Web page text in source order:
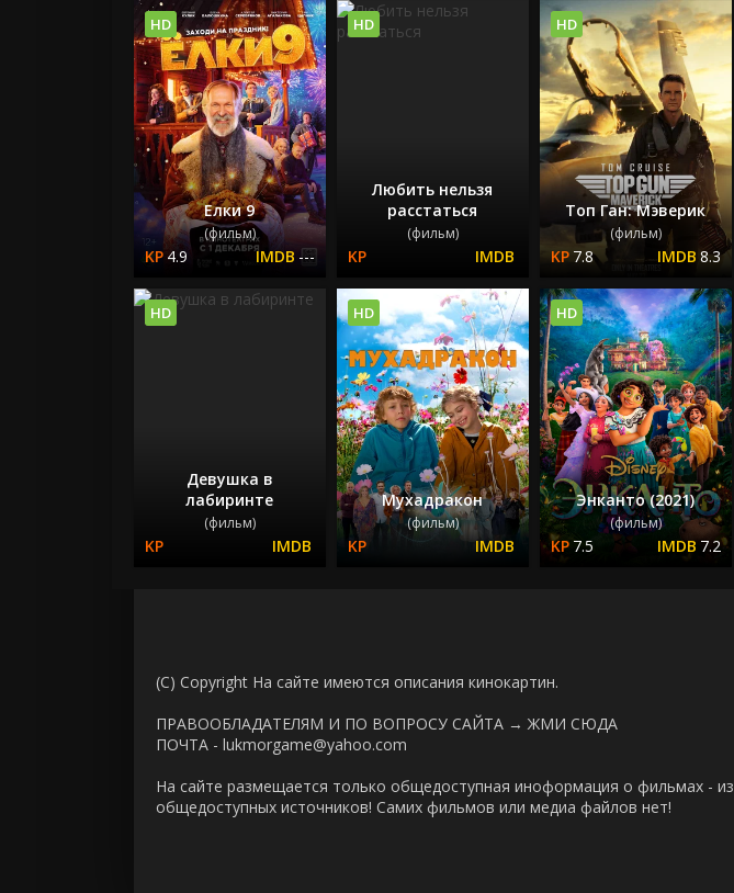
Елки 9
(фильм)
4.9 ---
HD
Любить нельзя
расстаться
(фильм)
HD
Топ Ган: Мэверик
(фильм)
7.8 8.3
HD
Девушка в
лабиринте
(фильм)
HD
Мухадракон
(фильм)
HD
Энканто (2021)
(фильм)
7.5 7.2
HD
(C) Copyright На сайте имеются описания кинокартин.
ПРАВООБЛАДАТЕЛЯМ И ПО ВОПРОСУ САЙТА → ЖМИ СЮДА
ПОЧТА - lukmorgame@yahoo.com
На сайте размещается только общедоступная иноформация о фильмах - из
общедоступных источников! Самих фильмов или медиа файлов нет!